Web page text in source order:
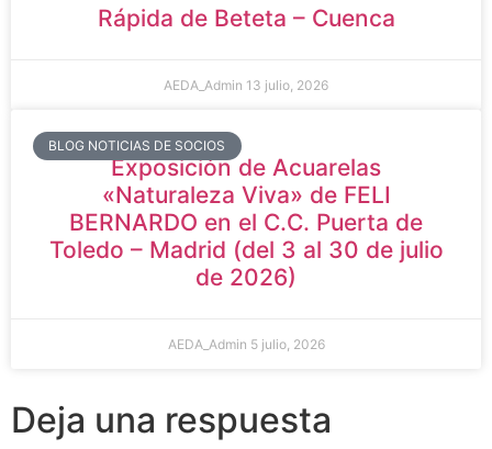
Rápida de Beteta – Cuenca
AEDA_Admin 13 julio, 2026
BLOG NOTICIAS DE SOCIOS
Exposición de Acuarelas
«Naturaleza Viva» de FELI
BERNARDO en el C.C. Puerta de
Toledo – Madrid (del 3 al 30 de julio
de 2026)
AEDA_Admin 5 julio, 2026
Deja una respuesta